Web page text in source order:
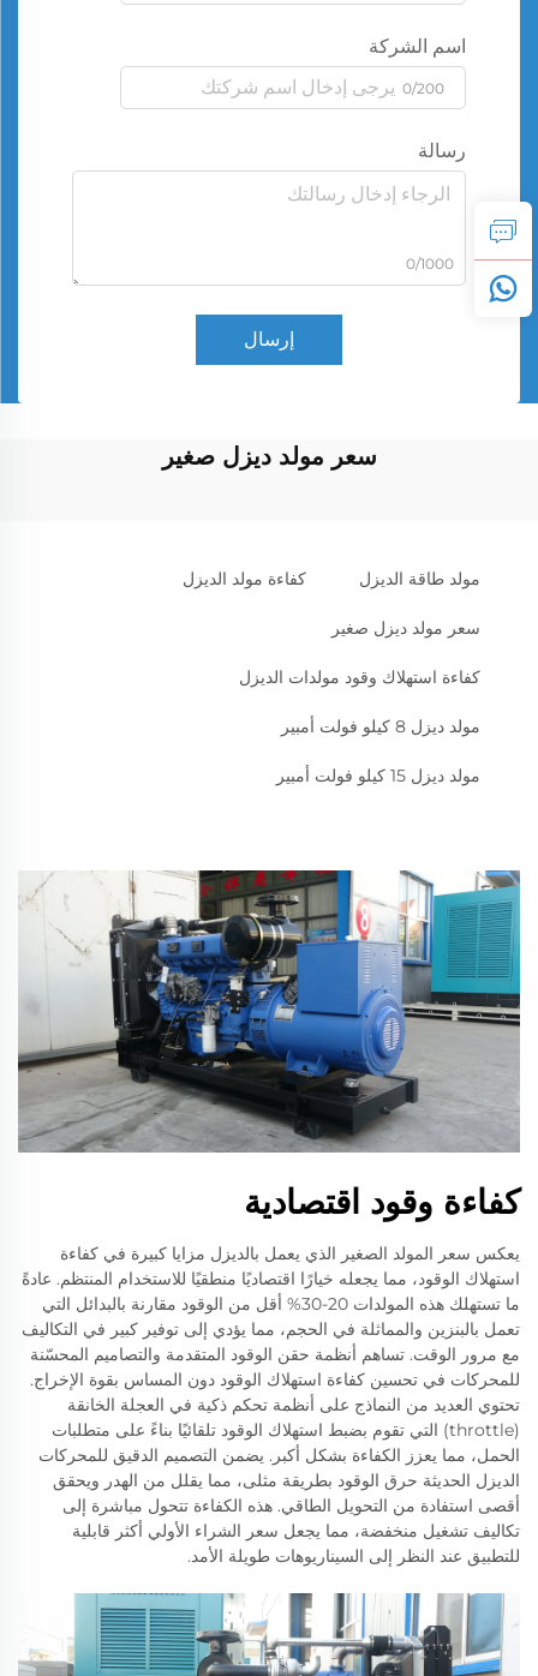
اسم الشركة
0/200
رسالة
0/1000
إرسال
سعر مولد ديزل صغير
مولد طاقة الديزل كفاءة مولد الديزل
سعر مولد ديزل صغير
كفاءة استهلاك وقود مولدات الديزل
مولد ديزل 8 كيلو فولت أمبير
مولد ديزل 15 كيلو فولت أمبير
كفاءة وقود اقتصادية
يعكس سعر المولد الصغير الذي يعمل بالديزل مزايا كبيرة في كفاءة
استهلاك الوقود، مما يجعله خيارًا اقتصاديًا منطقيًا للاستخدام المنتظم. عادةً
ما تستهلك هذه المولدات 20-30% أقل من الوقود مقارنة بالبدائل التي
تعمل بالبنزين والمماثلة في الحجم، مما يؤدي إلى توفير كبير في التكاليف
مع مرور الوقت. تساهم أنظمة حقن الوقود المتقدمة والتصاميم المحسّنة
للمحركات في تحسين كفاءة استهلاك الوقود دون المساس بقوة الإخراج.
تحتوي العديد من النماذج على أنظمة تحكم ذكية في العجلة الخانقة
(throttle) التي تقوم بضبط استهلاك الوقود تلقائيًا بناءً على متطلبات
الحمل، مما يعزز الكفاءة بشكل أكبر. يضمن التصميم الدقيق للمحركات
الديزل الحديثة حرق الوقود بطريقة مثلى، مما يقلل من الهدر ويحقق
أقصى استفادة من التحويل الطاقي. هذه الكفاءة تتحول مباشرة إلى
تكاليف تشغيل منخفضة، مما يجعل سعر الشراء الأولي أكثر قابلية
للتطبيق عند النظر إلى السيناريوهات طويلة الأمد.